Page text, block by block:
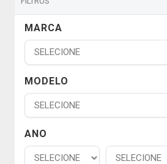
MARCA
MODELO
ANO